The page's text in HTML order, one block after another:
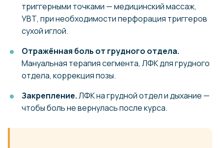
триггерными точками — медицинский массаж,
УВТ, при необходимости перфорация триггеров
сухой иглой.
Отражённая боль от грудного отдела.
Мануальная терапия сегмента, ЛФК для грудного
отдела, коррекция позы.
Закрепление.ЛФК на грудной отдел и дыхание —
чтобы боль не вернулась после курса.